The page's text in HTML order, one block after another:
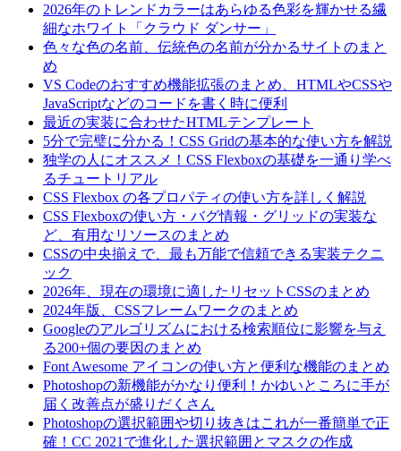
2026年のトレンドカラーはあらゆる色彩を輝かせる繊
細なホワイト「クラウド ダンサー」
色々な色の名前、伝統色の名前が分かるサイトのまと
め
VS Codeのおすすめ機能拡張のまとめ、HTMLやCSSや
JavaScriptなどのコードを書く時に便利
最近の実装に合わせたHTMLテンプレート
5分で完璧に分かる！CSS Gridの基本的な使い方を解説
独学の人にオススメ！CSS Flexboxの基礎を一通り学べ
るチュートリアル
CSS Flexbox の各プロパティの使い方を詳しく解説
CSS Flexboxの使い方・バグ情報・グリッドの実装な
ど、有用なリソースのまとめ
CSSの中央揃えで、最も万能で信頼できる実装テクニ
ック
2026年、現在の環境に適したリセットCSSのまとめ
2024年版、CSSフレームワークのまとめ
Googleのアルゴリズムにおける検索順位に影響を与え
る200+個の要因のまとめ
Font Awesome アイコンの使い方と便利な機能のまとめ
Photoshopの新機能がかなり便利！かゆいところに手が
届く改善点が盛りだくさん
Photoshopの選択範囲や切り抜きはこれが一番簡単で正
確！CC 2021で進化した選択範囲とマスクの作成